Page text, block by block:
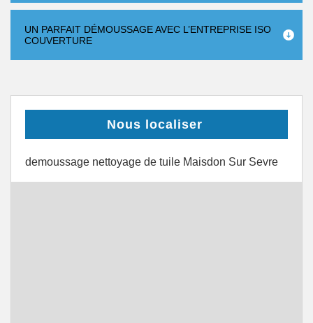
UN PARFAIT DÉMOUSSAGE AVEC L’ENTREPRISE ISO
COUVERTURE
Nous localiser
demoussage nettoyage de tuile Maisdon Sur Sevre